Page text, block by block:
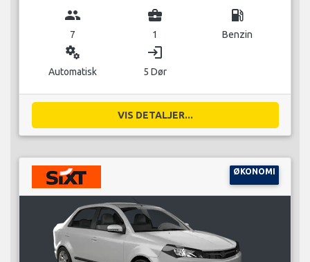
group
7
business_center
1
local_gas_station
Benzin
miscellaneous_services
Automatisk
login
5 Dør
VIS DETALJER...
ØKONOMI